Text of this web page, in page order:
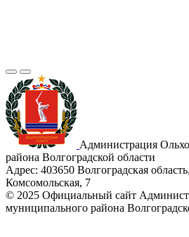
Администрация
района Волгоградской области
Адрес: 403650 Волгоградская
Комсомольская, 7
© 2025 Официальный сайт
муниципального района